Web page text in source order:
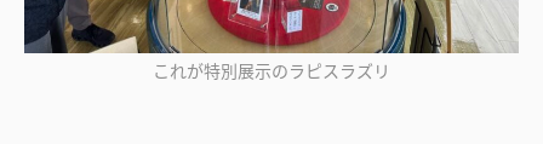
これが特別展示のラピスラズリ